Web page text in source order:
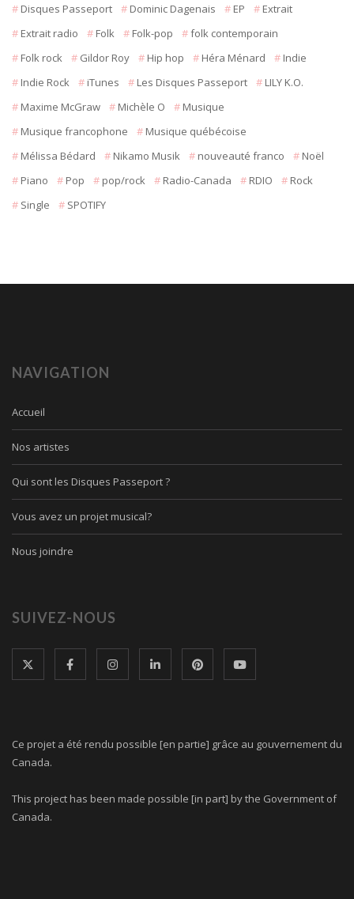
Disques Passeport
Dominic Dagenais EP
Extrait
Extrait radio
Folk Folk-pop
folk contemporain
Folk rock
Gildor Roy Hip hop Héra Ménard
Indie
Indie Rock
iTunes Les Disques Passeport
LILY K.O.
Maxime McGraw
Michèle O
Musique
Musique francophone
Musique québécoise
Mélissa Bédard
Nikamo Musik nouveauté franco
Noël
Piano
Pop pop/rock Radio-Canada RDIO
Rock
Single
SPOTIFY
NAVIGATION
Accueil
Nos artistes
Qui sont les Disques Passeport ?
Vous avez un projet musical?
Nous joindre
SUIVEZ-NOUS
Ce projet a été rendu possible [en partie] grâce au gouvernement du
Canada.
This project has been made possible [in part] by the Government of
Canada.